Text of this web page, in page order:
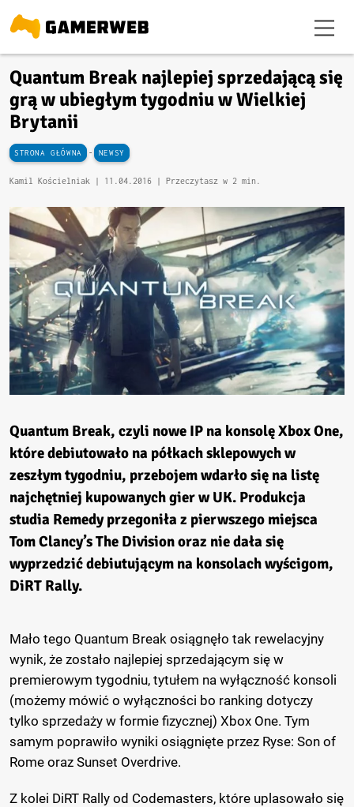
Quantum Break najlepiej sprzedającą się
grą w ubiegłym tygodniu w Wielkiej
Brytanii
STRONA GŁÓWNA - NEWSY
Kamil Kościelniak | 11.04.2016 | Przeczytasz w 2 min.
Quantum Break, czyli nowe IP na konsolę Xbox One,
które debiutowało na półkach sklepowych w
zeszłym tygodniu, przebojem wdarło się na listę
najchętniej kupowanych gier w UK. Produkcja
studia Remedy przegoniła z pierwszego miejsca
Tom Clancy’s The Division oraz nie dała się
wyprzedzić debiutującym na konsolach wyścigom,
DiRT Rally.
Mało tego Quantum Break osiągnęło tak rewelacyjny
wynik, że zostało najlepiej sprzedającym się w
premierowym tygodniu, tytułem na wyłączność konsoli
(możemy mówić o wyłączności bo ranking dotyczy
tylko sprzedaży w formie fizycznej) Xbox One. Tym
samym poprawiło wyniki osiągnięte przez Ryse: Son of
Rome oraz Sunset Overdrive.
Z kolei DiRT Rally od Codemasters, które uplasowało się